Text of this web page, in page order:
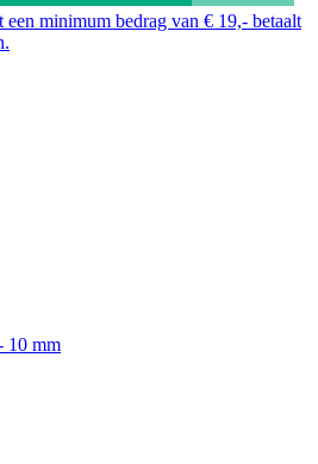
een minimum bedrag van € 19,- betaalt
10 mm